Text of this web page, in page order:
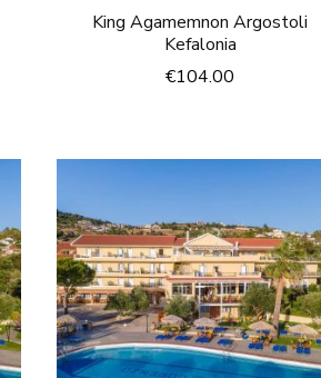
King Agamemnon Argostoli
Kefalonia
€104.00